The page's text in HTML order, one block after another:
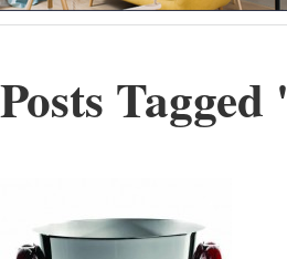
Posts Tagged '